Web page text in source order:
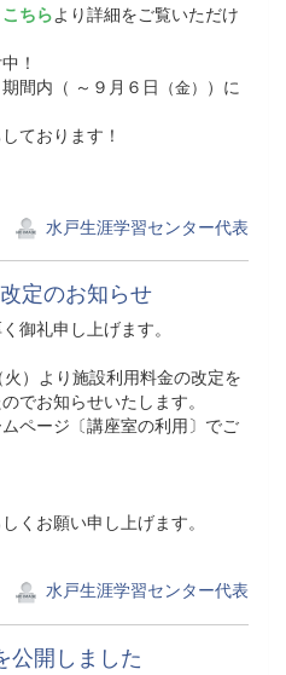
こちらより詳細をご覧いただけ
！
間内（ ～９月６日 （金） ）に
ております！
水戸生涯学習センター代表
定のお知らせ
御礼申し上げます。
）より施設利用料金の改定を
でお知らせいたします。
ページ〔講座室の利用〕でご
くお願い申し上げます。
水戸生涯学習センター代表
公開しました